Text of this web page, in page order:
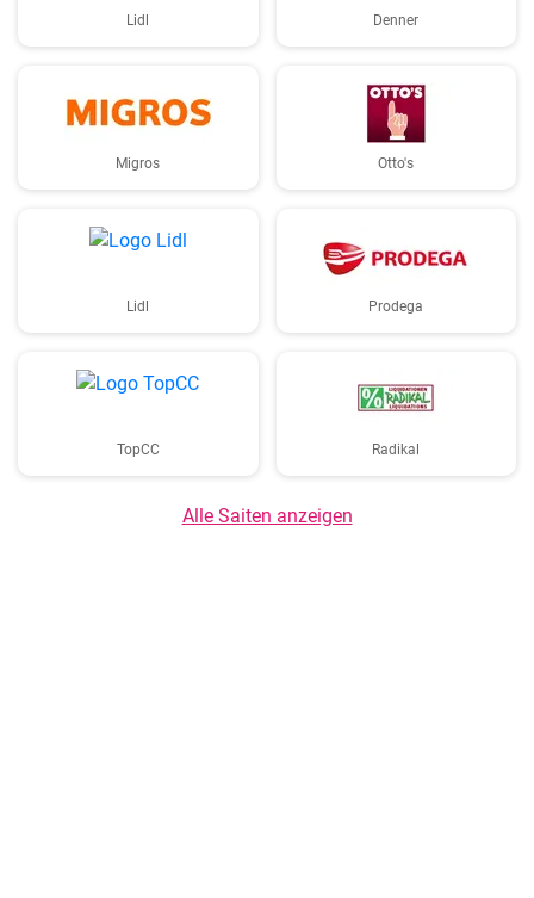
Lidl Denner
Migros Otto's
Lidl Prodega
TopCC Radikal
Alle Saiten anzeigen